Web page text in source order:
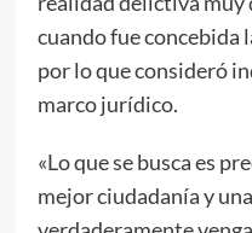
cuando fue concebida
por lo que consideró
marco jurídico.
«Lo que se busca es
mejor ciudadanía y